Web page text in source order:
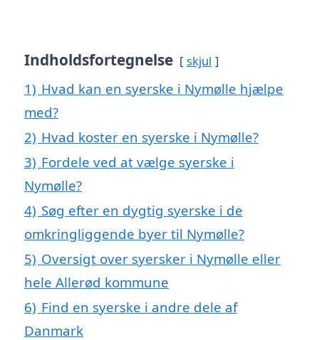
Indholdsfortegnelse skjul
1) Hvad kan en syerske i Nymølle hjælpe
med?
2) Hvad koster en syerske i Nymølle?
3) Fordele ved at vælge syerske i
Nymølle?
4) Søg efter en dygtig syerske i de
omkringliggende byer til Nymølle?
5) Oversigt over syersker i Nymølle eller
hele Allerød kommune
6) Find en syerske i andre dele af
Danmark